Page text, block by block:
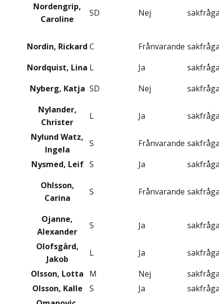
Nordengrip,
Caroline
SD Nej
Nordin, Rickard C Frånvarande
Nordquist, Lina L Ja
Nyberg, Katja SD Nej
Nylander,
Christer
L Ja
Nylund Watz,
Ingela
S Frånvarande
Nysmed, Leif S Ja
Ohlsson,
Carina
S Frånvarande
Ojanne,
Alexander
S Ja
Olofsgård,
Jakob
L Ja
Olsson, Lotta
M Nej
Olsson, Kalle
S Ja